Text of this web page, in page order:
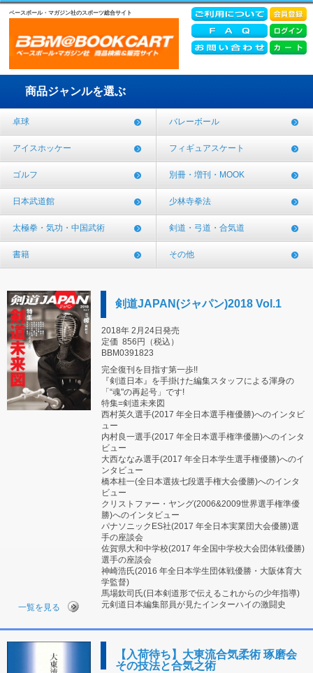
ベースボール・マガジン社のスポーツ総合サイト
商品ジャンルを選ぶ
卓球 バレーボール
アイスホッケー フィギュアスケート
ゴルフ 別冊・増刊・MOOK
日本武道館 少林寺拳法
太極拳・気功・中国武術 剣道・弓道・合気道
書籍 その他
剣道JAPAN(ジャパン)2018 Vol.1
2018年 2月24日発売
定価 856円（税込）
BBM0391823
完全復刊を目指す第一歩!!
『剣道日本』を手掛けた編集スタッフによる渾身の
「“魂"の再起号」です!
特集=剣道未来図
西村英久選手(2017 年全日本選手権優勝)へのインタビ
ュー
内村良一選手(2017 年全日本選手権準優勝)へのインタ
ビュー
大西ななみ選手(2017 年全日本学生選手権優勝)へのイ
ンタビュー
橋本桂一(全日本選抜七段選手権大会優勝)へのインタ
ビュー
クリストファー・ヤング(2006&2009世界選手権準優
勝)へのインタビュー
パナソニックES社(2017 年全日本実業団大会優勝)選
手の座談会
佐賀県大和中学校(2017 年全国中学校大会団体戦優勝)
選手の座談会
神崎浩氏(2016 年全日本学生団体戦優勝・大阪体育大
学監督)
馬場欽司氏(日本剣道形で伝えるこれからの少年指導)
元剣道日本編集部員が見たインターハイの激闘史
一覧を見る
【入荷待ち】大東流合気柔術 琢磨会
その技法と合気之術